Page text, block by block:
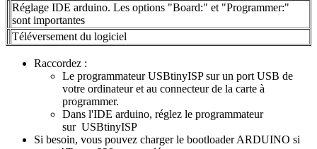
Réglage IDE arduino. Les options "Board:" et "Programmer:"
sont importantes
Téléversement du logiciel
Raccordez :
Le programmateur USBtinyISP sur un port USB de
votre ordinateur et au connecteur de la carte à
programmer.
Dans l'IDE arduino, réglez le programmateur
sur USBtinyISP
Si besoin, vous pouvez charger le bootloader ARDUINO si